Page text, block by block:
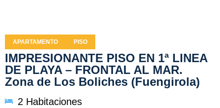
APARTAMENTO PISO
IMPRESIONANTE PISO EN 1ª LINEA
DE PLAYA – FRONTAL AL MAR.
Zona de Los Boliches (Fuengirola)
2 Habitaciones